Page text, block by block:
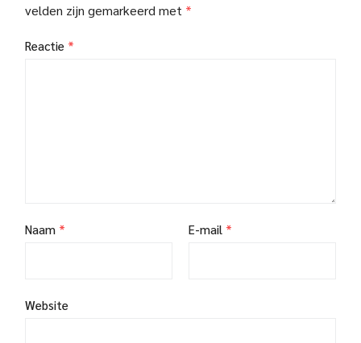
velden zijn gemarkeerd met *
Reactie *
Naam * E-mail *
Website